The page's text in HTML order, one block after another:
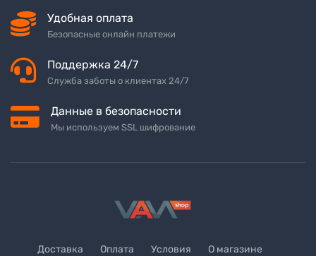
Удобная оплата
Безопасные онлайн платежи
Поддержка 24/7
Служба заботы о клиентах 24/7
Данные в безопасности
Мы используем SSL шифрование
Доставка Оплата Условия
О магазине